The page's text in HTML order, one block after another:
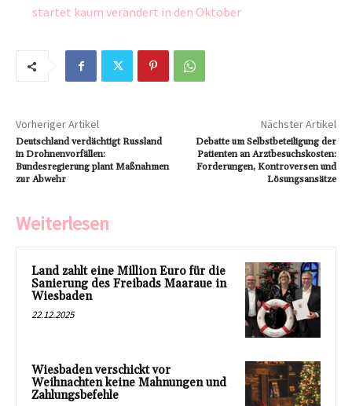
startet kaum verändert in den Oktober
Vorheriger Artikel
Deutschland verdächtigt Russland
in Drohnenvorfällen:
Bundesregierung plant Maßnahmen
zur Abwehr
Nächster Artikel
Debatte um Selbstbeteiligung der
Patienten an Arztbesuchskosten:
Forderungen, Kontroversen und
Lösungsansätze
Weiterlesen
Land zahlt eine Million Euro für die
Sanierung des Freibads Maaraue in
Wiesbaden
22.12.2025
Wiesbaden verschickt vor
Weihnachten keine Mahnungen und
Zahlungsbefehle